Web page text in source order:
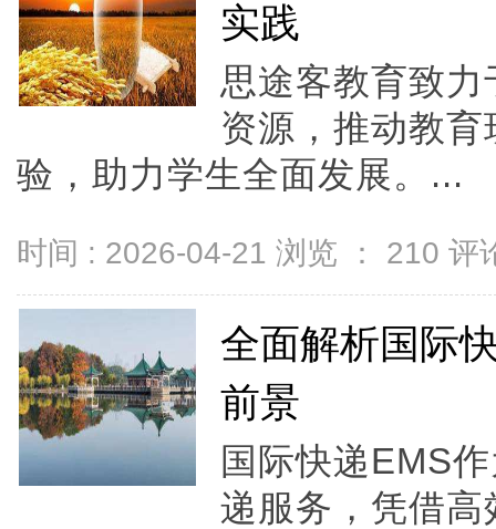
实践
思途客教育致
资源，推动教
验，助力学生全面发展。...
时间 : 2026-04-21 浏览 ： 210 评
全面解析国际
前景
国际快递EMS
递服务，凭借